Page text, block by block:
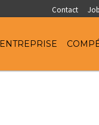
Contact
ENTREPRISE